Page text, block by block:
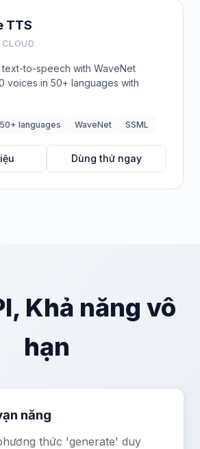
TTS
to-speech with WaveNet
voices in 50+ languages with
50+ languages WaveNet SSML
Dùng thử ngay
Khả năng vô
hạn
năng
thức 'generate' duy